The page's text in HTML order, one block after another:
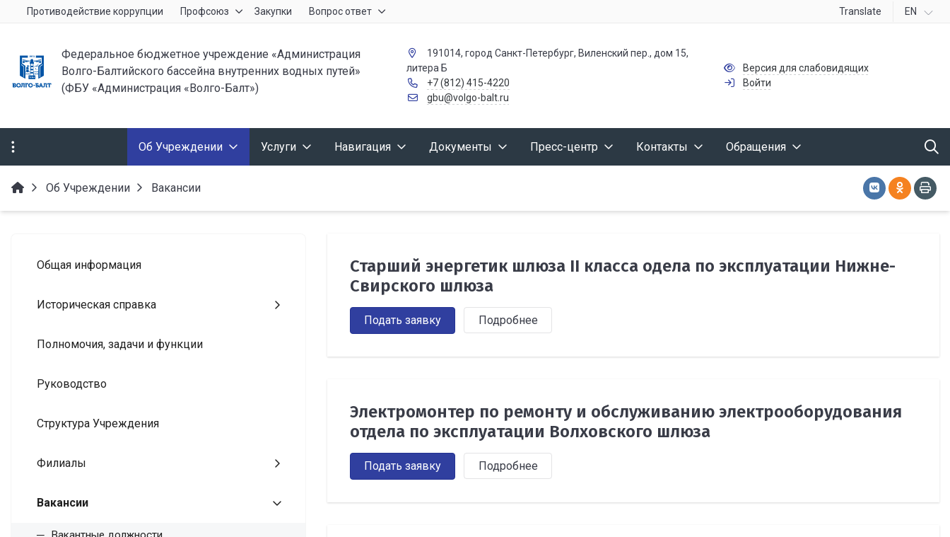
Противодействие коррупции Профсоюз Закупки Вопрос ответ Translate EN
Федеральное бюджетное учреждение «Администрация
Волго-Балтийского бассейна внутренних водных путей»
(ФБУ «Администрация «Волго-Балт»)
191014, город Санкт-Петербург, Виленский пер., дом 15,
литера Б
+7 (812) 415-4220
gbu@volgo-balt.ru
Версия для слабовидящих
Войти
Об Учреждении Услуги Навигация Документы Пресс-центр Контакты Обращения
Об Учреждении Вакансии
Общая информация
Историческая справка
Полномочия, задачи и функции
Руководство
Структура Учреждения
Филиалы
Вакансии
Старший энергетик шлюза II класса одела по эксплуатации Нижне-
Свирского шлюза
Подать заявку Подробнее
Электромонтер по ремонту и обслуживанию электрооборудования
отдела по эксплуатации Волховского шлюза
Подать заявку Подробнее